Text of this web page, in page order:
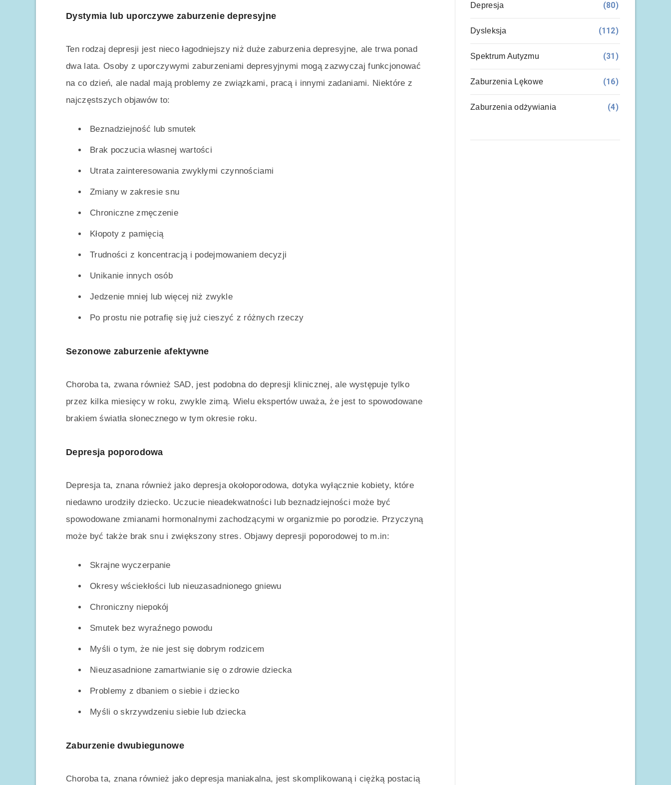
Dystymia lub uporczywe zaburzenie depresyjne
Ten rodzaj depresji jest nieco łagodniejszy niż duże zaburzenia depresyjne, ale trwa ponad
dwa lata. Osoby z uporczywymi zaburzeniami depresyjnymi mogą zazwyczaj funkcjonować
na co dzień, ale nadal mają problemy ze związkami, pracą i innymi zadaniami. Niektóre z
najczęstszych objawów to:
Beznadziejność lub smutek
Brak poczucia własnej wartości
Utrata zainteresowania zwykłymi czynnościami
Zmiany w zakresie snu
Chroniczne zmęczenie
Kłopoty z pamięcią
Trudności z koncentracją i podejmowaniem decyzji
Unikanie innych osób
Jedzenie mniej lub więcej niż zwykle
Po prostu nie potrafię się już cieszyć z różnych rzeczy
Sezonowe zaburzenie afektywne
Choroba ta, zwana również SAD, jest podobna do depresji klinicznej, ale występuje tylko
przez kilka miesięcy w roku, zwykle zimą. Wielu ekspertów uważa, że jest to spowodowane
brakiem światła słonecznego w tym okresie roku.
Depresja poporodowa
Depresja ta, znana również jako depresja okołoporodowa, dotyka wyłącznie kobiety, które
niedawno urodziły dziecko. Uczucie nieadekwatności lub beznadziejności może być
spowodowane zmianami hormonalnymi zachodzącymi w organizmie po porodzie. Przyczyną
może być także brak snu i zwiększony stres. Objawy depresji poporodowej to m.in:
Skrajne wyczerpanie
Okresy wściekłości lub nieuzasadnionego gniewu
Chroniczny niepokój
Smutek bez wyraźnego powodu
Myśli o tym, że nie jest się dobrym rodzicem
Nieuzasadnione zamartwianie się o zdrowie dziecka
Problemy z dbaniem o siebie i dziecko
Myśli o skrzywdzeniu siebie lub dziecka
Zaburzenie dwubiegunowe
Choroba ta, znana również jako depresja maniakalna, jest skomplikowaną i ciężką postacią
Depresja (80)
Dysleksja (112)
Spektrum Autyzmu (31)
Zaburzenia Lękowe (16)
Zaburzenia odżywiania (4)